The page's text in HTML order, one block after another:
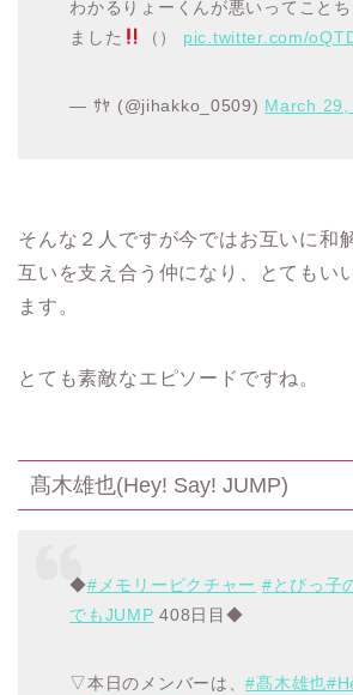
わかる‍‍‍りょーくんが悪いってこと
ました
（） pic.twitter.com/
— ｻﾔ (@jihakko_0509) March 29,
そんな２人ですが今ではお互いに和
互いを支え合う仲になり、とてもい
ます。
とても素敵なエピソードですね。
髙木雄也(Hey! Say! JUMP)
◆#メモリーピクチャー #とびっ子
でもJUMP 408日目◆
▽本日のメンバーは、#髙木雄也